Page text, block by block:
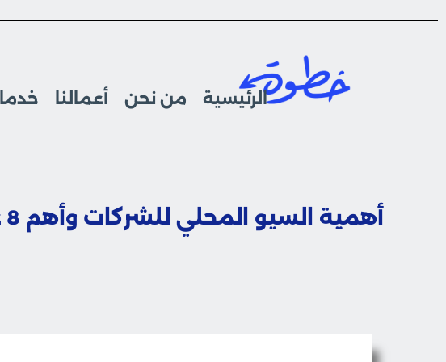
الرئيسية من نحن أعمالنا
أهمية السيو المحلي للشركات وأهم 8 عناصر لـ Local SEO